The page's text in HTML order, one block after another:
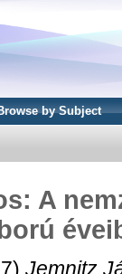
by Subject
A
Jemnitz